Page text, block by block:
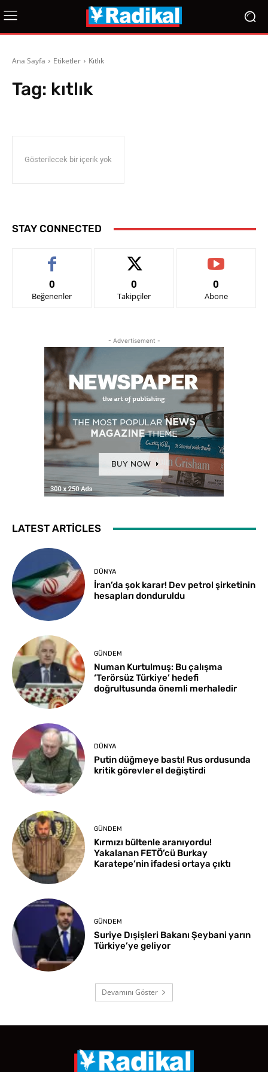
Ana Sayfa Etiketler Kıtlık
Tag: kıtlık
Gösterilecek bir içerik yok
STAY CONNECTED
0
Beğenenler
0
Takipçiler
0
Abone
- Advertisement -
LATEST ARTICLES
DÜNYA
İran’da şok karar! Dev petrol şirketinin
hesapları donduruldu
GÜNDEM
Numan Kurtulmuş: Bu çalışma
‘Terörsüz Türkiye’ hedefi
doğrultusunda önemli merhaledir
DÜNYA
Putin düğmeye bastı! Rus ordusunda
kritik görevler el değiştirdi
GÜNDEM
Kırmızı bültenle aranıyordu!
Yakalanan FETÖ’cü Burkay
Karatepe’nin ifadesi ortaya çıktı
GÜNDEM
Suriye Dışişleri Bakanı Şeybani yarın
Türkiye’ye geliyor
Devamını Göster